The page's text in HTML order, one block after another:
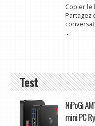
Copier le
Partagez
...
Test
NiPoGi
mini PC